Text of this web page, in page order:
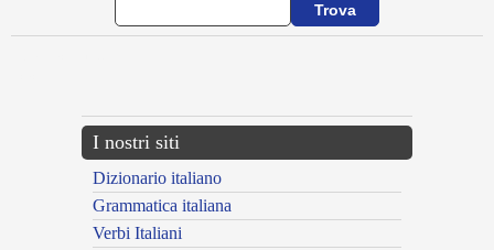
I nostri siti
Dizionario italiano
Grammatica italiana
Verbi Italiani